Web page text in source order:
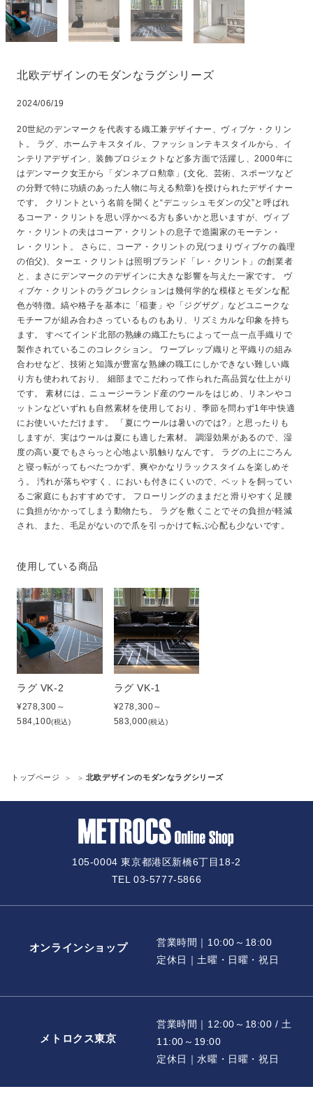
北欧デザインのモダンなラグシリーズ
2024/06/19
20世紀のデンマークを代表する織工兼デザイナー、ヴィブケ・クリン
ト。 ラグ、ホームテキスタイル、ファッションテキスタイルから、イ
ンテリアデザイン、装飾プロジェクトなど多方面で活躍し、2000年に
はデンマーク女王から「ダンネブロ勲章」(文化、芸術、スポーツなど
の分野で特に功績のあった人物に与える勲章)を授けられたデザイナー
です。 クリントという名前を聞くと“デニッシュモダンの父”と呼ばれ
るコーア・クリントを思い浮かべる方も多いかと思いますが、ヴィブ
ケ・クリントの夫はコーア・クリントの息子で造園家のモーテン・
レ・クリント。 さらに、コーア・クリントの兄(つまりヴィブケの義理
の伯父)、ターエ・クリントは照明ブランド「レ・クリント」の創業者
と、まさにデンマークのデザインに大きな影響を与えた一家です。 ヴ
ィブケ・クリントのラグコレクションは幾何学的な模様とモダンな配
色が特徴。縞や格子を基本に「稲妻」や「ジグザグ」などユニークな
モチーフが組み合わさっているものもあり、リズミカルな印象を持ち
ます。 すべてインド北部の熟練の織工たちによって一点一点手織りで
製作されているこのコレクション。 ワープレップ織りと平織りの組み
合わせなど、技術と知識が豊富な熟練の職工にしかできない難しい織
り方も使われており、 細部までこだわって作られた高品質な仕上がり
です。 素材には、ニュージーランド産のウールをはじめ、リネンやコ
ットンなどいずれも自然素材を使用しており、季節を問わず1年中快適
にお使いいただけます。 「夏にウールは暑いのでは?」と思ったりも
しますが、実はウールは夏にも適した素材。 調湿効果があるので、湿
度の高い夏でもさらっと心地よい肌触りなんです。 ラグの上にごろん
と寝っ転がってもべたつかず、爽やかなリラックスタイムを楽しめそ
う。 汚れが落ちやすく、においも付きにくいので、ペットを飼ってい
るご家庭にもおすすめです。 フローリングのままだと滑りやすく足腰
に負担がかかってしまう動物たち。 ラグを敷くことでその負担が軽減
され、また、毛足がないので爪を引っかけて転ぶ心配も少ないです。
使用している商品
ラグ VK-2
¥278,300～
584,100(税込)
ラグ VK-1
¥278,300～
583,000(税込)
トップページ 北欧デザインのモダンなラグシリーズ
105-0004 東京都港区新橋6丁目18-2
TEL 03-5777-5866
オンラインショップ
営業時間｜10:00～18:00
定休日｜土曜・日曜・祝日
メトロクス東京
営業時間｜12:00～18:00 / 土
11:00～19:00
定休日｜水曜・日曜・祝日